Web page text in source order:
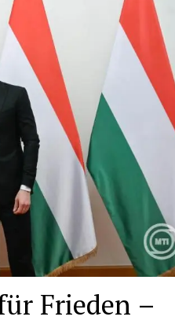
Frieden –